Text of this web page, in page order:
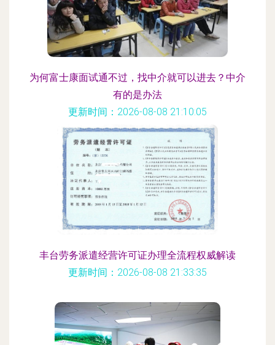
为何富士康面试通不过，找中介就可以进去？中介
有的是办法
更新时间：2026-08-08 21:10:05
丰台劳务派遣经营许可证办理全流程权威解读
更新时间：2026-08-08 21:33:35